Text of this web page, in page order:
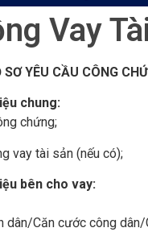
Vay
SƠYÊU CẦU CÔNG CHỨ
ệu chung:
chứng;
vay tài sản (nếu có);
ệu bên cho vay:
dân/Căn cước công